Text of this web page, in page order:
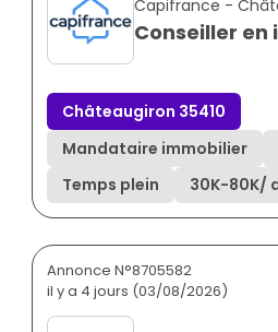
Capifrance -
Conseiller
Châteaugiron 35410
Mandataire immobilier
Temps plein
30K-80K/
Annonce N°8705582
il y a 4 jours (03/08/2026)